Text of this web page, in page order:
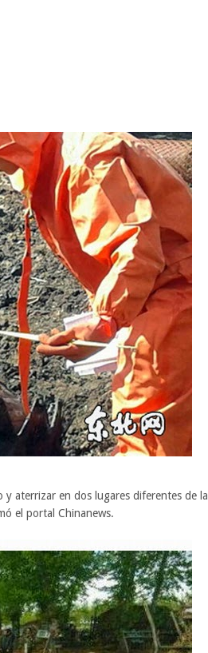
aterrizar en dos lugares diferentes de la
el portal Chinanews.